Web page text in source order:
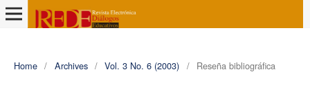
Home / Archives / Vol. 3 No. 6 (2003) / Reseña bibliográfica